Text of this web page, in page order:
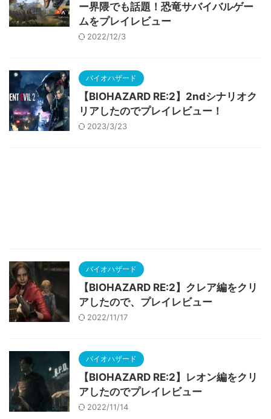
ー界隈でも話題！恐竜サバイバルゲー
ムをプレイレビュー
2022/12/3
バイオハザード
【BIOHAZARD RE:2】2ndシナリオク
リアしたのでプレイレビュー！
2023/3/23
バイオハザード
【BIOHAZARD RE:2】クレア編をクリ
アしたので、プレイレビュー
2022/11/17
バイオハザード
【BIOHAZARD RE:2】レオン編をクリ
アしたのでプレイレビュー
2022/11/14